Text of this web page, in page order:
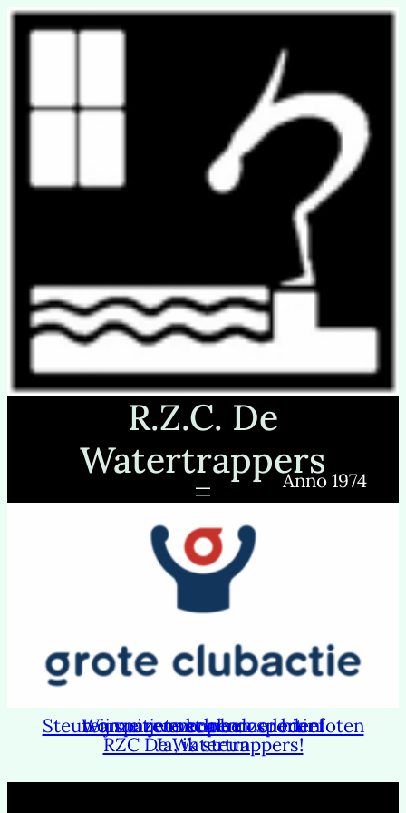
R.Z.C. De
WatertrappersAnno 1974
Steun onze zwemclub door hier loten te kopen.
Wij sparen voor een sportief teamuitje met al onze leden.
Ja, ik steun
RZC De Watertrappers!